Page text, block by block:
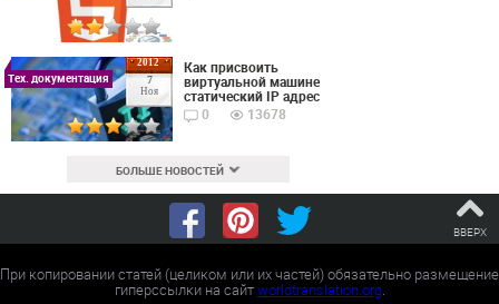
2012
7
Ноя
Тех. документация
Как присвоить
виртуальной машине
статический IP адрес
0
13678
БОЛЬШЕ НОВОСТЕЙ
ВВЕРХ
При копировании статей (целиком или их частей) обязательно размещение
гиперссылки на сайтworldtranslation.org.